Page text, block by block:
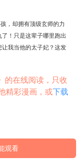
，却拥有顶级玄师的力
！只是这辈子哪里跑出
我当他的太子妃？这发
的在线阅读，只收
精彩漫画，或下载
观看